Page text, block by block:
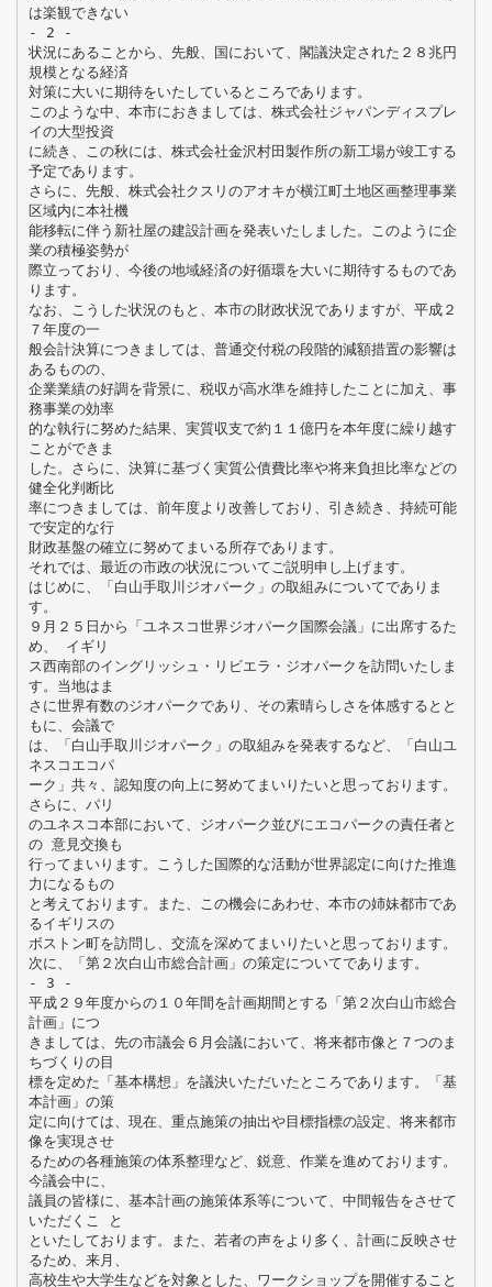
は楽観できない
- 2 -
状況にあることから、先般、国において、閣議決定された２８兆円
規模となる経済
対策に大いに期待をいたしているところであります。
このような中、本市におきましては、株式会社ジャパンディスプレ
イの大型投資
に続き、この秋には、株式会社金沢村田製作所の新工場が竣工する
予定であります。
さらに、先般、株式会社クスリのアオキが横江町土地区画整理事業
区域内に本社機
能移転に伴う新社屋の建設計画を発表いたしました。このように企
業の積極姿勢が
際立っており、今後の地域経済の好循環を大いに期待するものであ
ります。
なお、こうした状況のもと、本市の財政状況でありますが、平成２
７年度の一
般会計決算につきましては、普通交付税の段階的減額措置の影響は
あるものの、
企業業績の好調を背景に、税収が高水準を維持したことに加え、事
務事業の効率
的な執行に努めた結果、実質収支で約１１億円を本年度に繰り越す
ことができま
した。さらに、決算に基づく実質公債費比率や将来負担比率などの
健全化判断比
率につきましては、前年度より改善しており、引き続き、持続可能
で安定的な行
財政基盤の確立に努めてまいる所存であります。
それでは、最近の市政の状況についてご説明申し上げます。
はじめに、「白山手取川ジオパーク」の取組みについてでありま
す。
９月２５日から「ユネスコ世界ジオパーク国際会議」に出席するた
め、 イギリ
ス西南部のイングリッシュ・リビエラ・ジオパークを訪問いたしま
す。当地はま
さに世界有数のジオパークであり、その素晴らしさを体感するとと
もに、会議で
は、「白山手取川ジオパーク」の取組みを発表するなど、「白山ユ
ネスコエコパ
ーク」共々、認知度の向上に努めてまいりたいと思っております。
さらに、パリ
のユネスコ本部において、ジオパーク並びにエコパークの責任者と
の 意見交換も
行ってまいります。こうした国際的な活動が世界認定に向けた推進
力になるもの
と考えております。また、この機会にあわせ、本市の姉妹都市であ
るイギリスの
ボストン町を訪問し、交流を深めてまいりたいと思っております。
次に、「第２次白山市総合計画」の策定についてであります。
- 3 -
平成２９年度からの１０年間を計画期間とする「第２次白山市総合
計画」につ
きましては、先の市議会６月会議において、将来都市像と７つのま
ちづくりの目
標を定めた「基本構想」を議決いただいたところであります。「基
本計画」の策
定に向けては、現在、重点施策の抽出や目標指標の設定、将来都市
像を実現させ
るための各種施策の体系整理など、鋭意、作業を進めております。
今議会中に、
議員の皆様に、基本計画の施策体系等について、中間報告をさせて
いただくこ と
といたしております。また、若者の声をより多く、計画に反映させ
るため、来月、
高校生や大学生などを対象とした、ワークショップを開催すること